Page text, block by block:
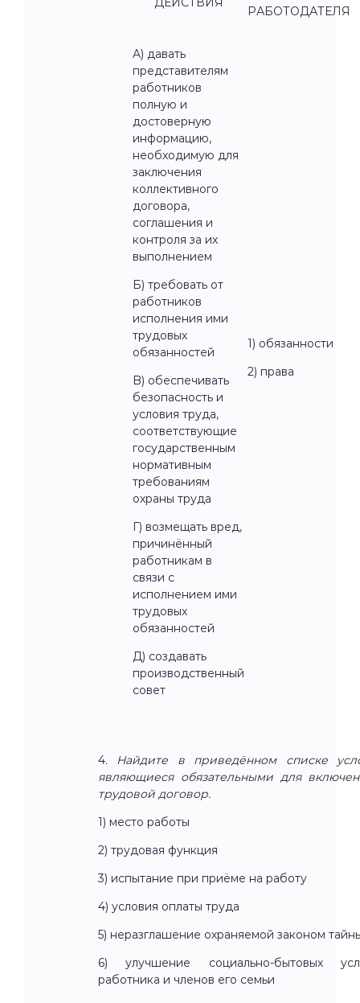
РАБОТОДАТЕЛЯ
A) давать
представителям
работников
полную и
достоверную
информацию,
необходимую для
заключения
коллективного
договора,
соглашения и
контроля за их
выполнением
Б) требовать от
работников
исполнения ими
трудовых
обязанностей
B) обеспечивать
безопасность и
условия труда,
соответствующие
государственным
нормативным
требованиям
охраны труда
Г) возмещать вред,
причинённый
работникам в
связи с
исполнением ими
трудовых
обязанностей
Д) создавать
производственный
совет
1) обязанности
2) права
4. Найдите в приведённом списке
являющиеся обязательными для
трудовой договор.
1) место работы
2) трудовая функция
3) испытание при приёме на работу
4) условия оплаты труда
5) неразглашение охраняемой законом
6) улучшение социально-бытовых
работника и членов его семьи